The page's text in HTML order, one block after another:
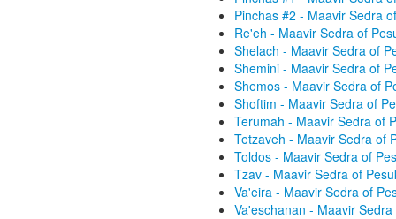
Pinchas #2 - Maavir Sedra
Re'eh - Maavir Sedra of
Shelach - Maavir Sedra of
Shemini - Maavir Sedra of
Shemos - Maavir Sedra of
Shoftim - Maavir Sedra of
Terumah - Maavir Sedra of
Tetzaveh - Maavir Sedra of
Toldos - Maavir Sedra of
Tzav - Maavir Sedra of
Va'eira - Maavir Sedra of
Va'eschanan - Maavir